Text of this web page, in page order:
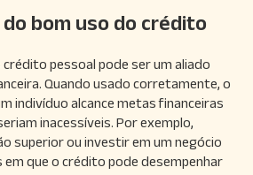
bom uso do crédito
pessoal pode ser um aliado
Quando usado corretamente, o
indivíduo alcance metas financeiras
inacessíveis. Por exemplo,
superior ou investir em um negócio
que o crédito pode desempenhar